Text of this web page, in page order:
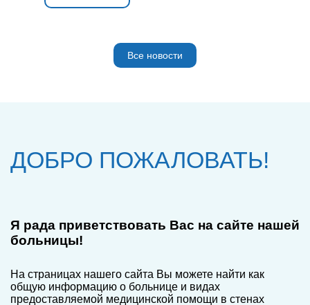
Все новости
ДОБРО ПОЖАЛОВАТЬ!
Я рада приветствовать Вас на сайте нашей
больницы!
На страницах нашего сайта Вы можете найти как
общую информацию о больнице и видах
предоставляемой медицинской помощи в стенах